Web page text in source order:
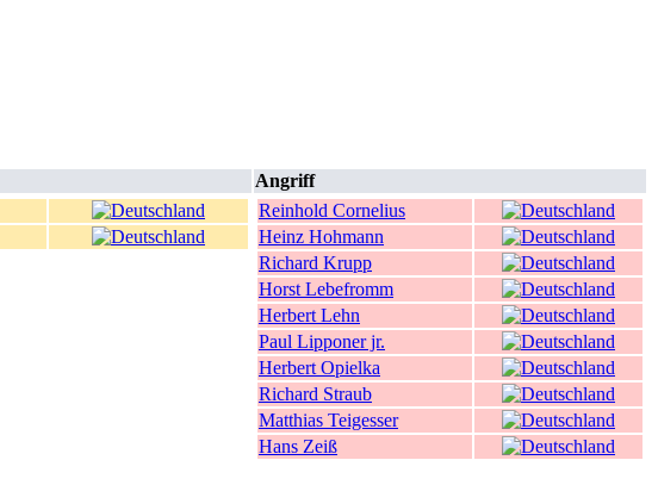
Angriff
Reinhold Cornelius
Heinz Hohmann
Richard Krupp
Horst Lebefromm
Herbert Lehn
Paul Lipponer jr.
Herbert Opielka
Richard Straub
Matthias Teigesser
Hans Zeiß